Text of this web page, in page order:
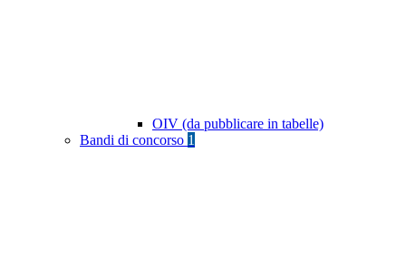
OIV (da pubblicare in tabelle)
Bandi di concorso 1